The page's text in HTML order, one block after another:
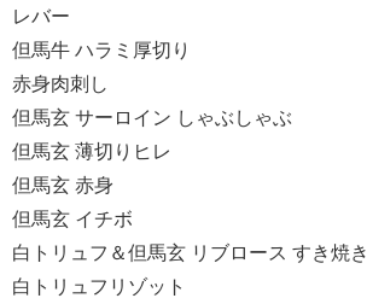
レバー
但馬牛 ハラミ厚切り
赤身肉刺し
但馬玄 サーロイン しゃぶしゃぶ
但馬玄 薄切りヒレ
但馬玄 赤身
但馬玄 イチボ
白トリュフ＆但馬玄 リブロース すき焼き
白トリュフリゾット